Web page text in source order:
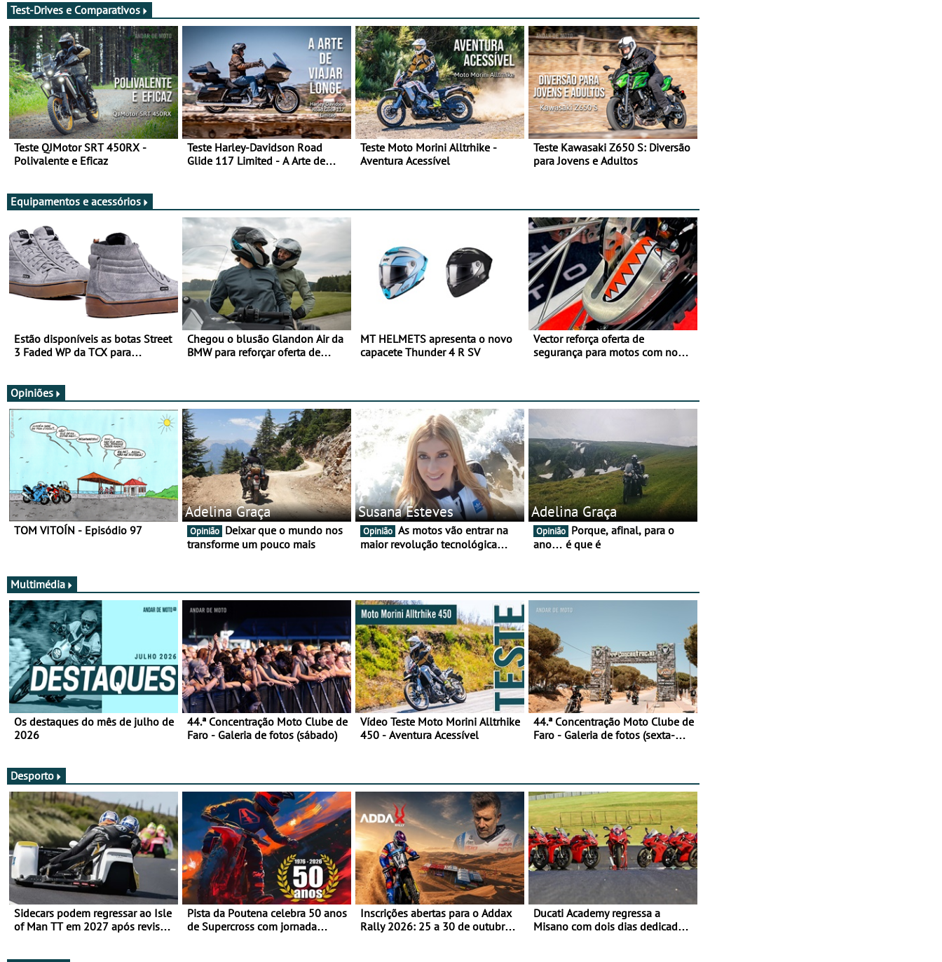
Test-Drives e Comparativos
Teste QJMotor SRT 450RX -
Polivalente e Eficaz
Teste Harley-Davidson Road
Glide 117 Limited - A Arte de
Teste Moto Morini Alltrhike -
Aventura Acessível
Teste Kawasaki Z650 S: Diversão
para Jovens e Adultos
Equipamentos e acessórios
Estão disponíveis as botas Street
3 Faded WP da TCX para
Chegou o blusão Glandon Air da
BMW para reforçar oferta de
MT HELMETS apresenta o novo
capacete Thunder 4 R SV
Vector reforça oferta de
segurança para motos com nova
Opiniões
TOM VITOÍN - Episódio 97
Adelina Graça
Opinião
transforme um pouco mais
Susana Esteves
Opinião
maior revolução tecnológica
Adelina Graça
Opinião
ano… é que é
Multimédia
Os destaques do mês de julho de
2026
44.ª Concentração Moto Clube de
Faro - Galeria de fotos (sábado)
Vídeo Teste Moto Morini Alltrhike
450 - Aventura Acessível
44.ª Concentração Moto Clube de
Faro - Galeria de fotos (sexta-
Desporto
Sidecars podem regressar ao Isle
of Man TT em 2027 após revisão
Pista da Poutena celebra 50 anos
de Supercross com jornada
Inscrições abertas para o Addax
Rally 2026: 25 a 30 de outubro -
Ducati Academy regressa a
Misano com dois dias dedicados